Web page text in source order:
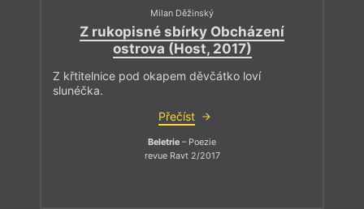
Milan Děžinský
Z rukopisné sbírky Obcházení
ostrova (Host, 2017)
Z křtitelnice pod okapem děvčátko loví
slunéčka.
Přečíst
Beletrie – Poezie
revue Ravt 2/2017